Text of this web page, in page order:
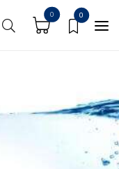
0 0